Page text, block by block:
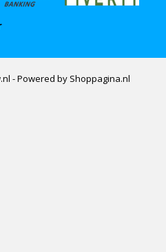
- Powered by Shoppagina.nl